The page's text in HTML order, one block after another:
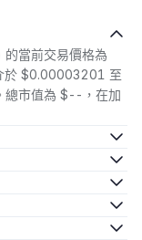
當前交易價格為
於 $0.00003201 至
市值為 $--，在加